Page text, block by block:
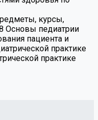
курсы,
Основы педиатрии
пациента и
практике
практике